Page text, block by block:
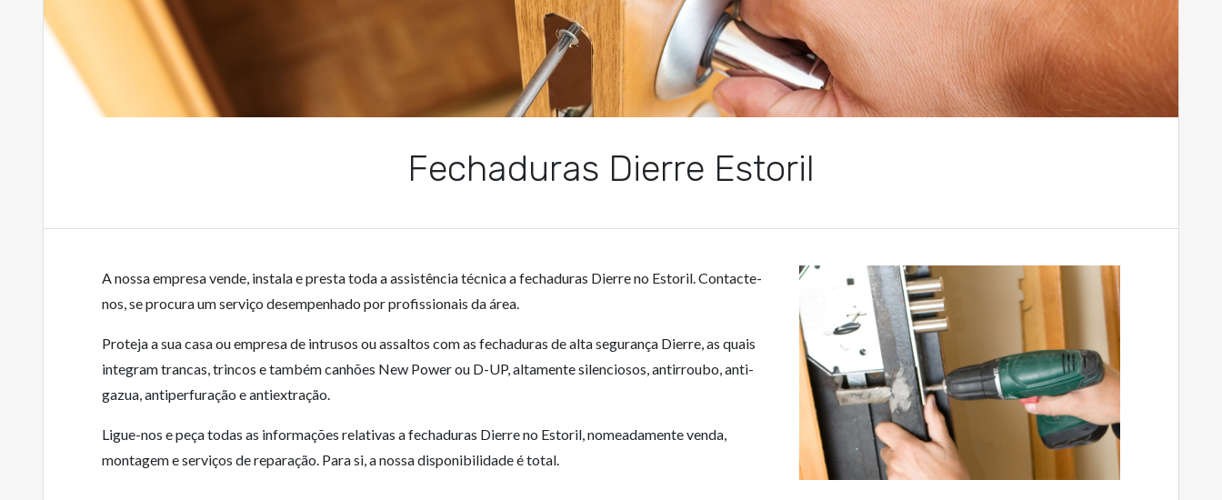
Fechaduras Dierre Estoril
A nossa empresa vende, instala e presta toda a assistência técnica a fechaduras Dierre no Estoril. Contacte-
nos, se procura um serviço desempenhado por profissionais da área.
Proteja a sua casa ou empresa de intrusos ou assaltos com as fechaduras de alta segurança Dierre, as quais
integram trancas, trincos e também canhões New Power ou D-UP, altamente silenciosos, antirroubo, anti-
gazua, antiperfuração e antiextração.
Ligue-nos e peça todas as informações relativas a fechaduras Dierre no Estoril, nomeadamente venda,
montagem e serviços de reparação. Para si, a nossa disponibilidade é total.